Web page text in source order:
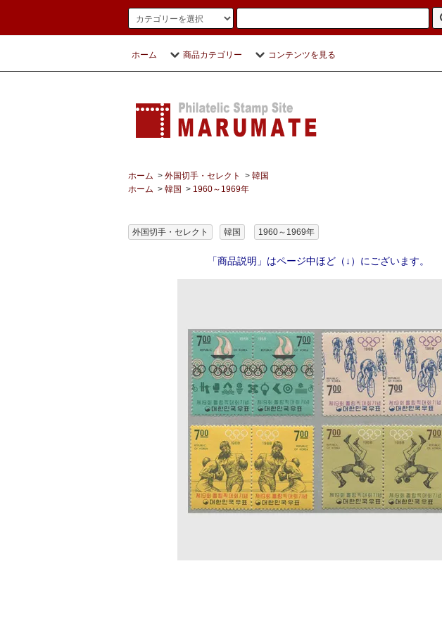
ホーム 商品カテゴリー コンテンツを見る
ホーム > 外国切手・セレクト > 韓国
ホーム > 韓国 > 1960～1969年
外国切手・セレクト 韓国 1960～1969年
「商品説明」はページ中ほど（↓）にございます。